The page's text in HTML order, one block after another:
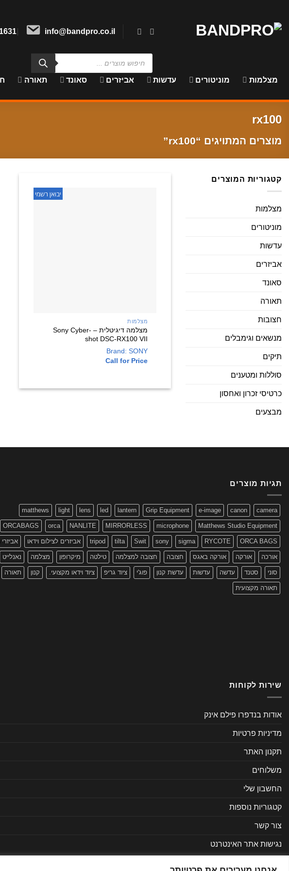
content
info@bandpro.co.il
Products
search
מצלמות מוניטורים עדשות אביזרים סאונד תאורה
rx100
מוצרים המתויגים “rx100”
קטגוריות המוצרים
מצלמות
מוניטורים
עדשות
אביזרים
סאונד
תאורה
חצובות
מנשאים וגימבלים
תיקים
סוללות ומטענים
כרטיסי זכרון ואחסון
מבצעים
יבואן רשמי
מצלמות
מצלמה ‏דיגיטלית – Sony Cyber-
shot DSC-RX100 VII
Brand: SONY
Call for Price
תגיות מוצרים
camera
canon
e-image
Grip Equipment
lantern
led
lens
light
matthews
Matthews Studio Equipment
microphone
MIRRORLESS
NANLITE
orca
ORCABAGS
ORCA BAGS
RYCOTE
sigma
sony
Swit
tilta
tripod אביזרים לצילום וידאו
אורכה אורקה אורקה באגס חצובה חצובה למצלמה טילטה מיקרופון מצלמה נאנלייט
סוני סטנד עדשה עדשות עדשת קנון פוג'י ציוד גריפ ציוד וידאו מקצועי. קנון תאורה
תאורה מקצועית
שירות לקוחות
אודות בנדפרו פילם אינק
מדיניות פרטיות
תקנון האתר
משלוחים
החשבון שלי
קטגוריות נוספות
צור קשר
נגישות אתר האינטרנט